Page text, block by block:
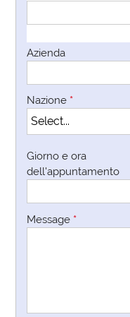
Azienda
Nazione *
Giorno e ora
dell'appuntamento
Message *